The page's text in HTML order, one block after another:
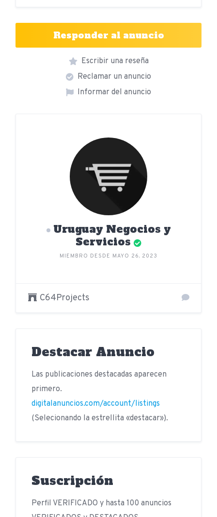
Responder al anuncio
Escribir una reseña
Reclamar un anuncio
Informar del anuncio
Uruguay Negocios y
Servicios
MIEMBRO DESDE MAYO 26, 2023
C64Projects
Destacar Anuncio
Las publicaciones destacadas aparecen
primero.
digitalanuncios.com/account/listings
(Selecionando la estrellita «destacar»).
Suscripción
Perfil VERIFICADO y hasta 100 anuncios